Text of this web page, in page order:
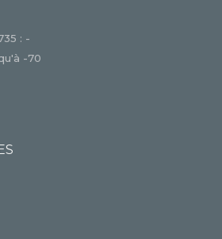
: -
-70